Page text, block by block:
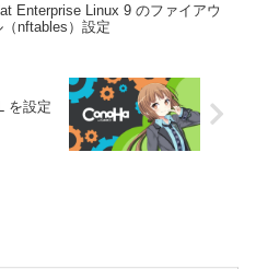
Enterprise Linux 9 のファイアウ
（nftables）設定
を設定